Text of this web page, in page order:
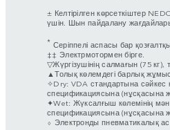
± Келтірілген көрсеткіштер
үшін. Шын пайдалану
* Серіппелі аспасы бар
‡‡ Электрмотормен бірге.
▽Жүргізушінің салмағын (75
▲Толық көлемдегі барлық
✧Dry: VDA стандартына сәйкес
спецификациясына (нұсқасына
✦Wet: Жүксалғыш көлемінің
спецификациясына (нұсқасына
⬨ Электронды пневматикалық